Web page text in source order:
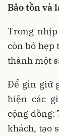
Bảo tồn và
Trong
còn bó hẹp
thành một
Để gìn giữ
hiện các
cộng đồng:
khách, tạo